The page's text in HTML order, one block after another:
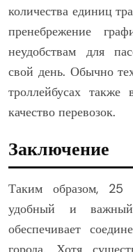
количества единиц
пренебрежение
неудобствам для
свой день. Обычно
троллейбусах
качество перевозок.
Заключение
Таким образом,
удобный и
обеспечивает